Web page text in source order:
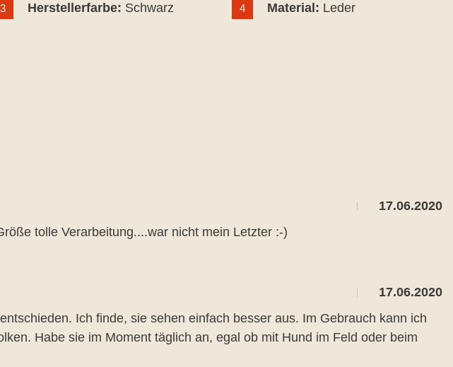
3 Herstellerfarbe: Schwarz 4 Material: Leder
17.06.2020
tolle Verarbeitung....war nicht mein Letzter :-)
17.06.2020
Ich finde, sie sehen einfach besser aus. Im Gebrauch kann ich
Habe sie im Moment täglich an, egal ob mit Hund im Feld oder beim